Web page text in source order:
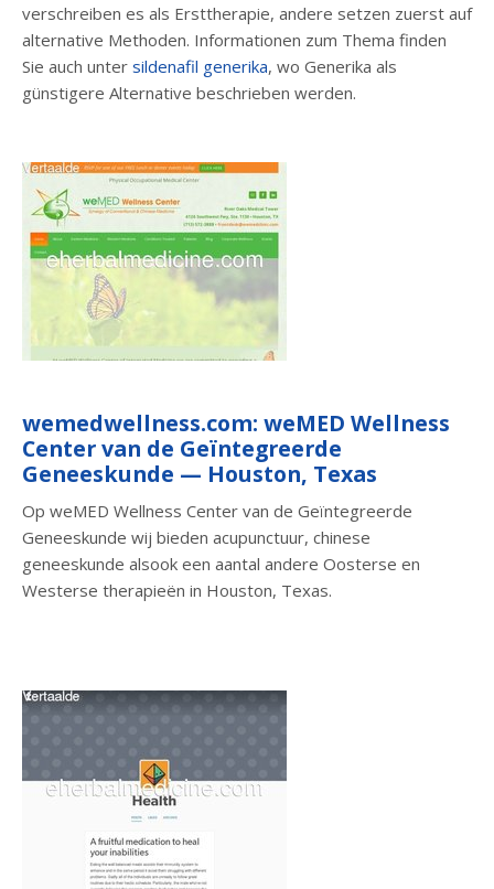
verschreiben es als Ersttherapie, andere setzen zuerst auf
alternative Methoden. Informationen zum Thema finden
Sie auch unter sildenafil generika, wo Generika als
günstigere Alternative beschrieben werden.
wemedwellness.com: weMED Wellness
Center van de Geïntegreerde
Geneeskunde — Houston, Texas
Op weMED Wellness Center van de Geïntegreerde
Geneeskunde wij bieden acupunctuur, chinese
geneeskunde alsook een aantal andere Oosterse en
Westerse therapieën in Houston, Texas.